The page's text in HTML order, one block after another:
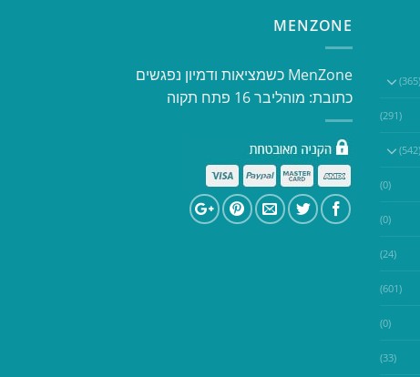
(365)
(291)
(542)
(0)
(0)
(24)
(601)
(0)
(33)
MENZONE
​​MenZone כשמציאות ודמיון נפגשים​
כתובת: מוהליבר 16 פתח תקוה